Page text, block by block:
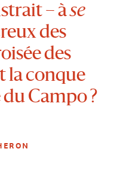
– àse
des
des
la conque
du Campo ?